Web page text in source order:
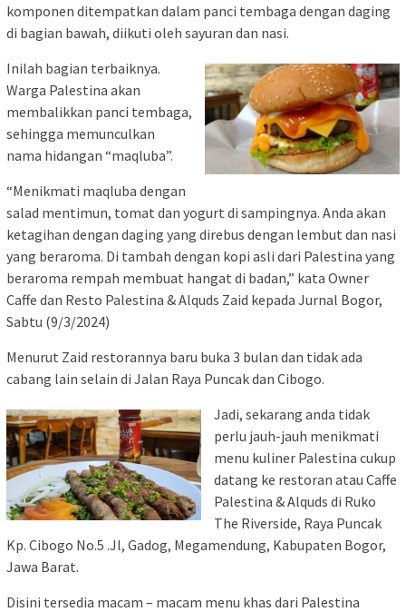
komponen ditempatkan dalam panci tembaga dengan daging
di bagian bawah, diikuti oleh sayuran dan nasi.
Inilah bagian terbaiknya.
Warga Palestina akan
membalikkan panci tembaga,
sehingga memunculkan
nama hidangan “maqluba”.
“Menikmati maqluba dengan
salad mentimun, tomat dan yogurt di sampingnya. Anda akan
ketagihan dengan daging yang direbus dengan lembut dan nasi
yang beraroma. Di tambah dengan kopi asli dari Palestina yang
beraroma rempah membuat hangat di badan,” kata Owner
Caffe dan Resto Palestina & Alquds Zaid kepada Jurnal Bogor,
Sabtu (9/3/2024)
Menurut Zaid restorannya baru buka 3 bulan dan tidak ada
cabang lain selain di Jalan Raya Puncak dan Cibogo.
Jadi, sekarang anda tidak
perlu jauh-jauh menikmati
menu kuliner Palestina cukup
datang ke restoran atau Caffe
Palestina & Alquds di Ruko
The Riverside, Raya Puncak
Kp. Cibogo No.5 .Jl, Gadog, Megamendung, Kabupaten Bogor,
Jawa Barat.
Disini tersedia macam – macam menu khas dari Palestina